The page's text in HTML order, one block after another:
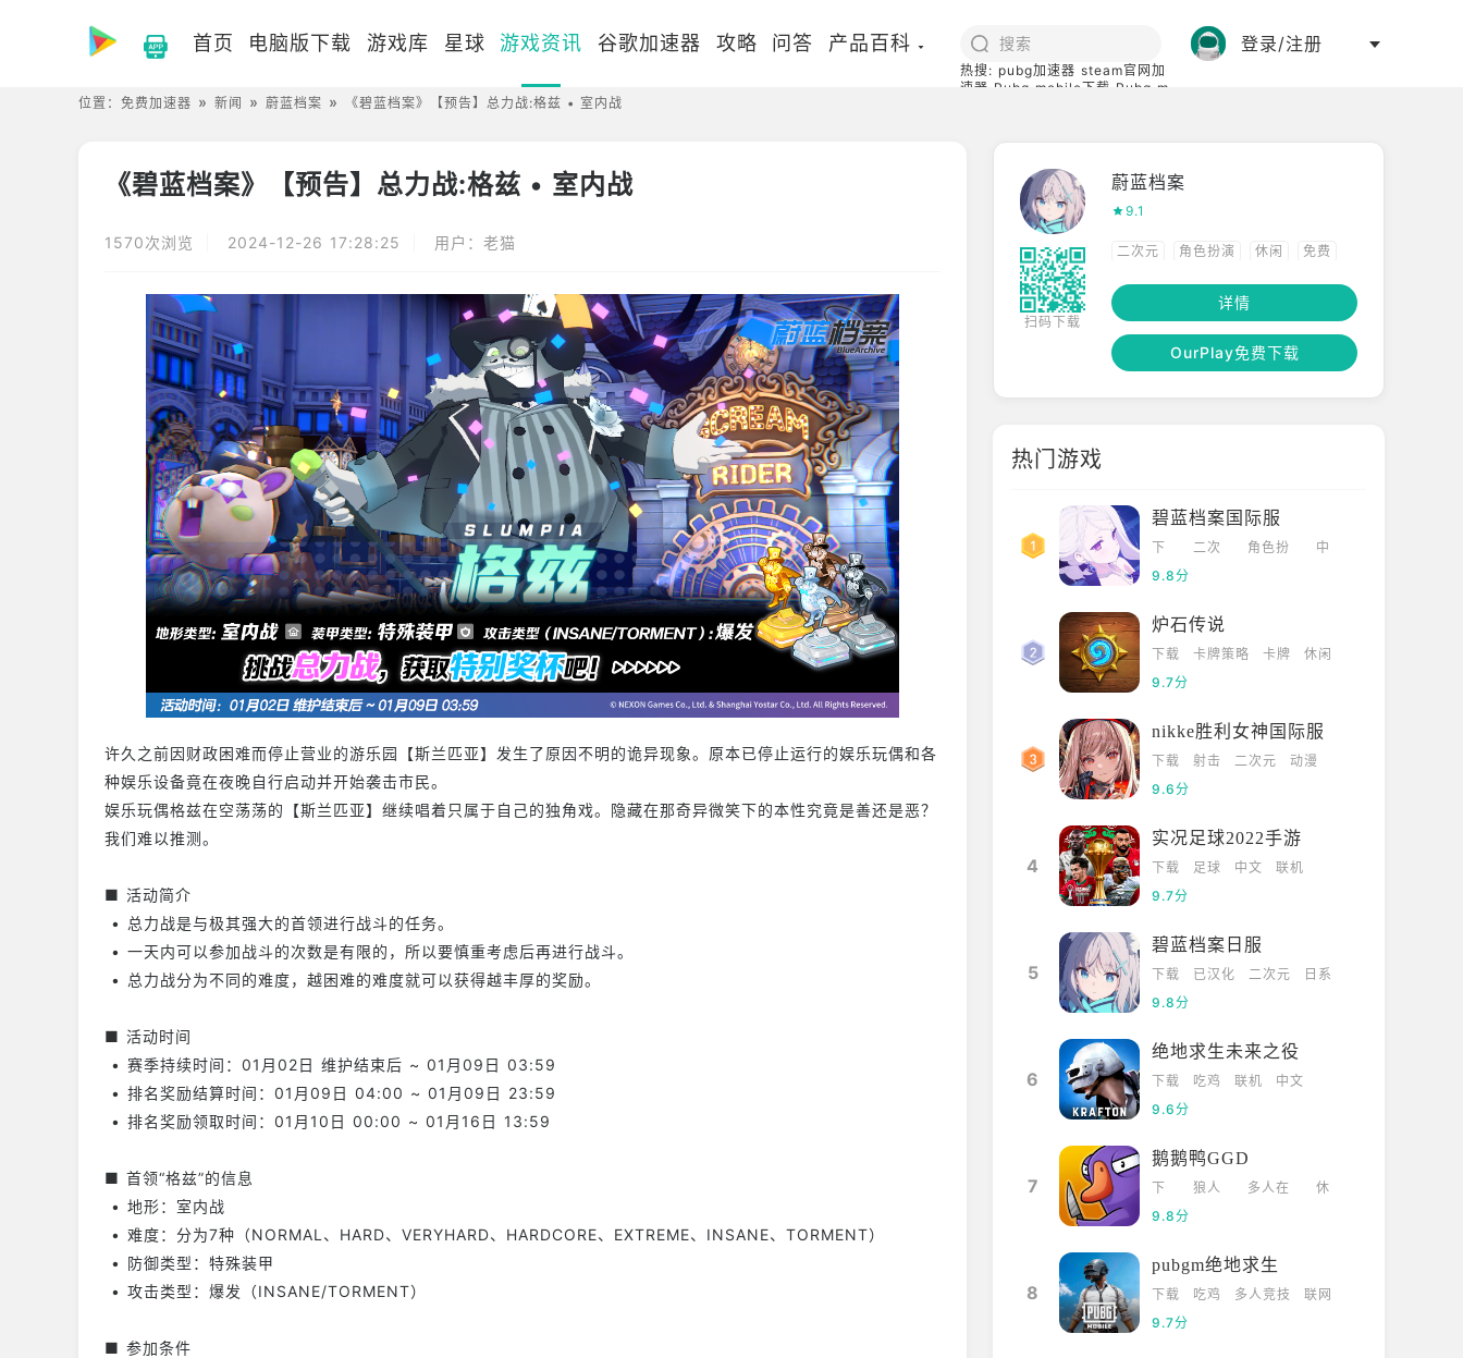
首页 电脑版下载 游戏库 星球 游戏资讯 谷歌加速器 攻略 问答 产品百科
热搜: pubg加速器 steam官网加
速器 Pubg mobile下载 Pubg m
登录/注册
位置： 免费加速器 新闻 蔚蓝档案 《碧蓝档案》【预告】总力战:格兹 • 室内战
《碧蓝档案》【预告】总力战:格兹 • 室内战
1570次浏览 2024-12-26 17:28:25 用户：老猫
许久之前因财政困难而停止营业的游乐园【斯兰匹亚】发生了原因不明的诡异现象。原本已停止运行的娱乐玩偶和各
种娱乐设备竟在夜晚自行启动并开始袭击市民。
娱乐玩偶格兹在空荡荡的【斯兰匹亚】继续唱着只属于自己的独角戏。隐藏在那奇异微笑下的本性究竟是善还是恶？
我们难以推测。
■ 活动简介
• 总力战是与极其强大的首领进行战斗的任务。
• 一天内可以参加战斗的次数是有限的，所以要慎重考虑后再进行战斗。
• 总力战分为不同的难度，越困难的难度就可以获得越丰厚的奖励。
■ 活动时间
• 赛季持续时间：01月02日 维护结束后 ~ 01月09日 03:59
• 排名奖励结算时间：01月09日 04:00 ~ 01月09日 23:59
• 排名奖励领取时间：01月10日 00:00 ~ 01月16日 13:59
■ 首领“格兹”的信息
• 地形：室内战
• 难度：分为7种（NORMAL、HARD、VERYHARD、HARDCORE、EXTREME、INSANE、TORMENT）
• 防御类型：特殊装甲
• 攻击类型：爆发（INSANE/TORMENT）
■ 参加条件
扫码下载
蔚蓝档案
9.1
二次元 角色扮演 休闲 免费
联网 剧情向
详情
OurPlay免费下载
热门游戏
碧蓝档案国际服
下
载
二次
角色扮
中
9.8分
炉石传说
下载 卡牌策略 卡牌
休闲
9.7分
nikke胜利女神国际服
下载 射击 二次元
动漫
9.6分
4
实况足球2022手游
下载 足球 中文
联机
9.7分
5
碧蓝档案日服
下载 已汉化 二次元
日系
9.8分
6
绝地求生未来之役
下载 吃鸡 联机
中文
9.6分
7
鹅鹅鸭GGD
下
载
狼人
多人在
休
9.8分
8
pubgm绝地求生
下载 吃鸡 多人竞技
联网
9.7分